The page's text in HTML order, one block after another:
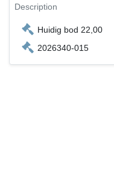
Description
Huidig bod 22,00
2026340-015